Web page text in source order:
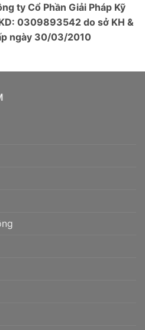
ty Cổ Phần Giải Pháp Kỹ
0309893542 do sở KH &
ngày 30/03/2010